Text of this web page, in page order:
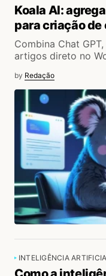
Koala AI:
para criação
Combina Chat
artigos direto no
by Redação
INTELIGÊNCIA